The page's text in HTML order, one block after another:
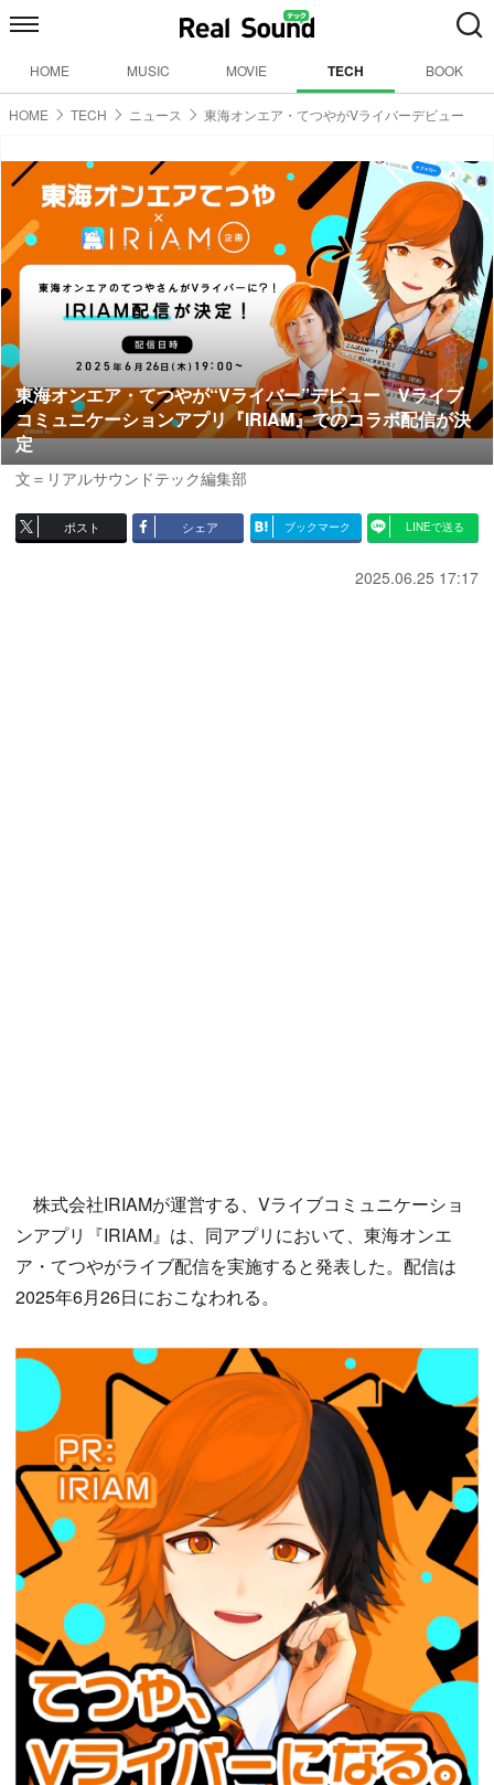
HOME MUSIC MOVIE TECH BOOK
HOME TECH ニュース 東海オンエア・てつやがVライバーデビュー
東海オンエア・てつやが“Vライバー”デビュー Vライブ
コミュニケーションアプリ『IRIAM』でのコラボ配信が決
定
文＝リアルサウンドテック編集部
ポスト シェア ブックマーク LINEで送る
2025.06.25 17:17
株式会社IRIAMが運営する、Vライブコミュニケーショ
ンアプリ『IRIAM』は、同アプリにおいて、東海オンエ
ア・てつやがライブ配信を実施すると発表した。配信は
2025年6月26日におこなわれる。